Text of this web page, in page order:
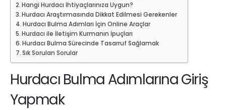
Hangi Hurdacı İhtiyaçlarınıza Uygun?
Hurdacı Araştırmasında Dikkat Edilmesi Gerekenler
Hurdacı Bulma Adımları İçin Online Araçlar
Hurdacı ile İletişim Kurmanın İpuçları
Hurdacı Bulma Sürecinde Tasarruf Sağlamak
Sık Sorulan Sorular
Hurdacı Bulma Adımlarına Giriş
Yapmak